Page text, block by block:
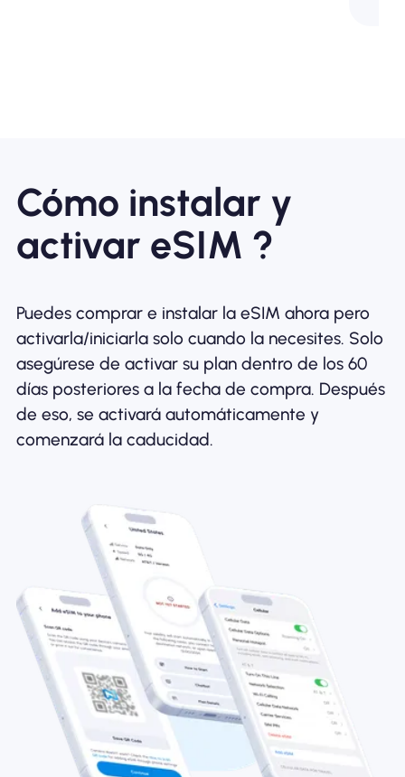
Cómo instalar y
activar eSIM ?
Puedes comprar e instalar la eSIM ahora pero
activarla/iniciarla solo cuando la necesites. Solo
asegúrese de activar su plan dentro de los 60
días posteriores a la fecha de compra. Después
de eso, se activará automáticamente y
comenzará la caducidad.